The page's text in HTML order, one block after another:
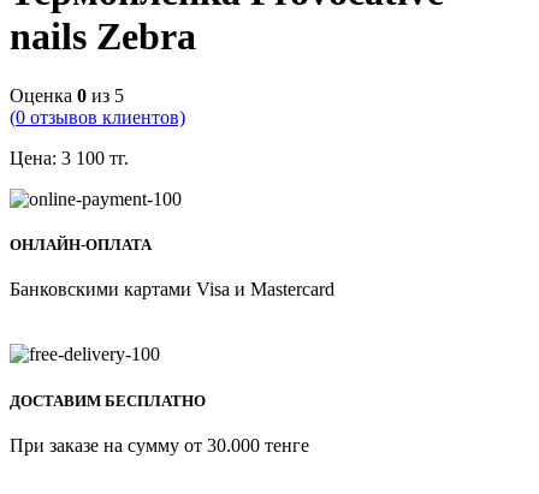
nails Zebra
Оценка 0 из 5
(0 отзывов клиентов)
Цена: 3 100 тг.
ОНЛАЙН-ОПЛАТА
Банковскими картами Visa и Mastercard
ДОСТАВИМ БЕСПЛАТНО
При заказе на сумму от 30.000 тенге